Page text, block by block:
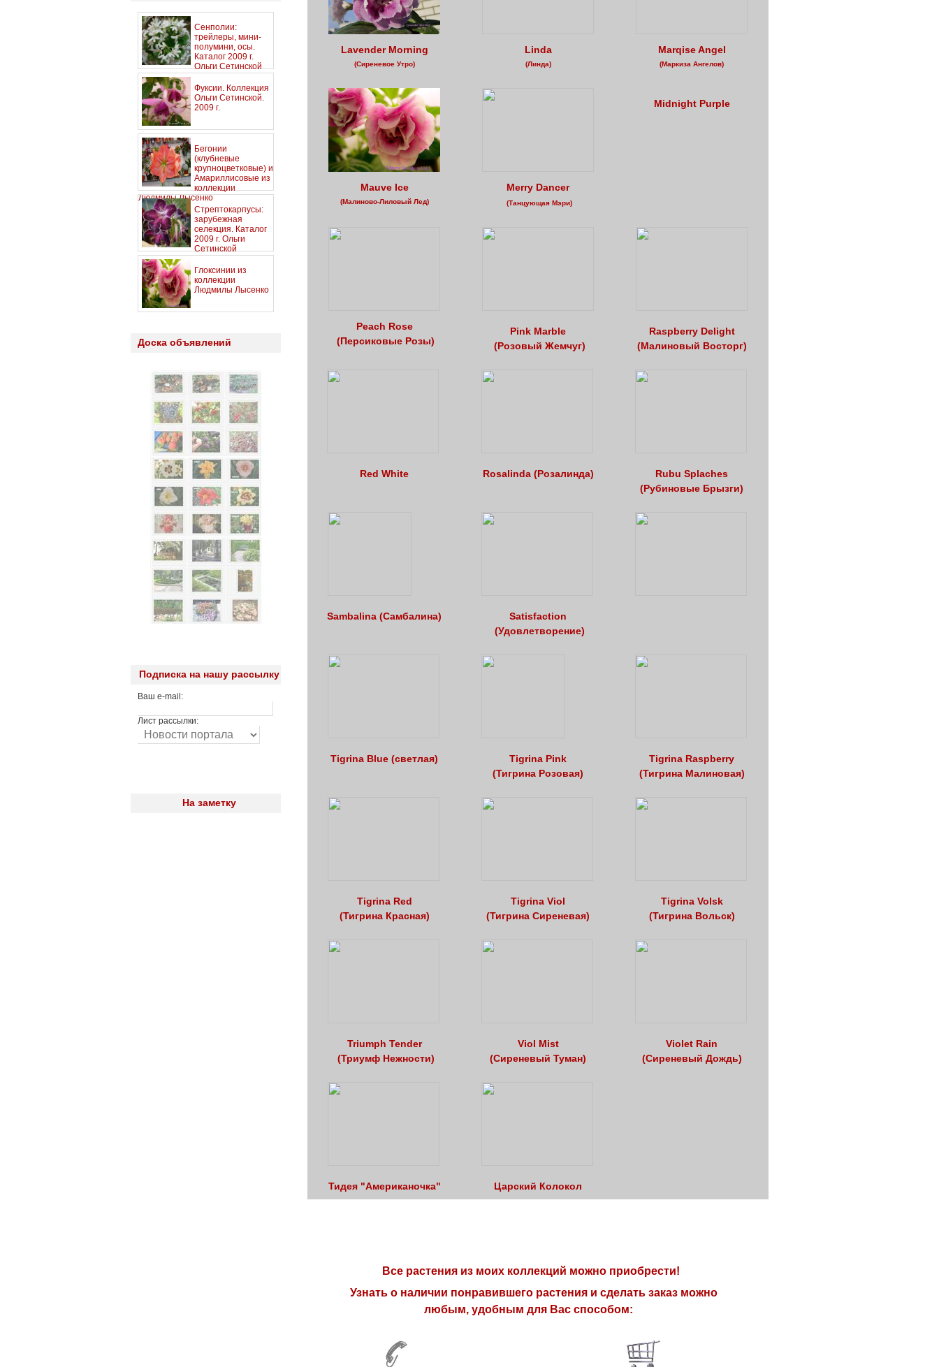
Сенполии:
трейлеры, мини-
полумини, осы.
Каталог 2009 г.
Ольги Сетинской
Фуксии. Коллекция
Ольги Сетинской.
2009 г.
Бегонии
(клубневые
крупноцветковые) и
Амариллисовые из
коллекции
Людмилы Лысенко
Стрептокарпусы:
зарубежная
селекция. Каталог
2009 г. Ольги
Сетинской
Глоксинии из
коллекции
Людмилы Лысенко
Доска объявлений
Подписка на нашу рассылку
Ваш e-mail:
Лист рассылки:
На заметку
Lavender Morning
(Сиреневое Утро)
Linda
(Линда)
Marqise Angel
(Маркиза Ангелов)
Mauve Ice
(Малиново-Лиловый Лед)
Merry Dancer
(Танцующая Мэри)
Midnight Purple
Peach Rose
(Персиковые Розы)
Pink Marble
(Розовый Жемчуг)
Raspberry Delight
(Малиновый Восторг)
Red White Rosalinda (Розалинда)
Rubu Splaches
(Рубиновые Брызги)
Sambalina (Самбалина)
Satisfaction
(Удовлетворение)
Tigrina Blue (светлая)
Tigrina Pink
(Тигрина Розовая)
Tigrina Raspberry
(Тигрина Малиновая)
Tigrina Red
(Тигрина Красная)
Tigrina Viol
(Тигрина Сиреневая)
Tigrina Volsk
(Тигрина Вольск)
Triumph Tender
(Триумф Нежности)
Viol Mist
(Сиреневый Туман)
Violet Rain
(Сиреневый Дождь)
Тидея "Американочка" Царский Колокол
Все растения из моих коллекций можно приобрести!
Узнать о наличии понравившего растения и сделать заказ можно
любым, удобным для Вас способом: